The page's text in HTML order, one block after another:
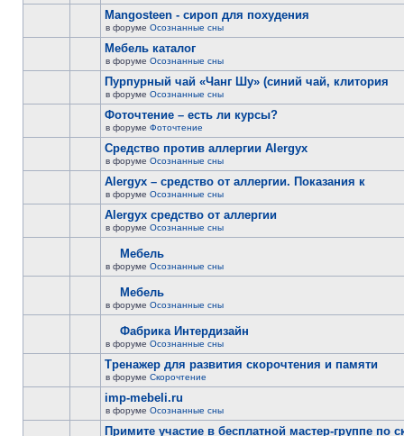
Mangosteen - сироп для похудения
в форуме Осознанные сны
Мебель каталог
в форуме Осознанные сны
Пурпурный чай «Чанг Шу» (синий чай, клитория
в форуме Осознанные сны
Фоточтение – есть ли курсы?
в форуме Фоточтение
Cредство против аллергии Alergyx
в форуме Осознанные сны
Alergyx – средство от аллергии. Показания к
в форуме Осознанные сны
Alergyx средство от аллергии
в форуме Осознанные сны
Мебель
в форуме Осознанные сны
Мебель
в форуме Осознанные сны
Фабрика Интердизайн
в форуме Осознанные сны
Тренажер для развития скорочтения и памяти
в форуме Скорочтение
imp-mebeli.ru
в форуме Осознанные сны
Примите участие в бесплатной мастер-группе по